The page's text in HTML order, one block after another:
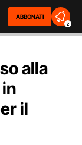
ABBONATI
2
alla
il